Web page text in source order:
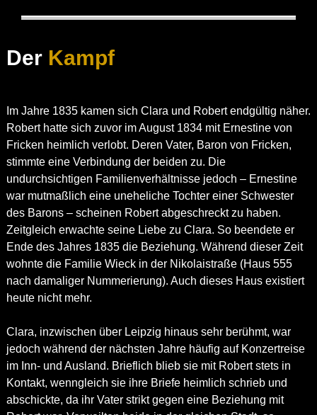
Der Kampf
Im Jahre 1835 kamen sich Clara und Robert endgültig näher.
Robert hatte sich zuvor im August 1834 mit Ernestine von
Fricken heimlich verlobt. Deren Vater, Baron von Fricken,
stimmte eine Verbindung der beiden zu. Die
undurchsichtigen Familienverhältnisse jedoch – Ernestine
war mutmaßlich eine uneheliche Tochter einer Schwester
des Barons – scheinen Robert abgeschreckt zu haben.
Zeitgleich erwachte seine Liebe zu Clara. So beendete er
Ende des Jahres 1835 die Beziehung. Während dieser Zeit
wohnte die Familie Wieck in der Nikolaistraße (Haus 555
nach damaliger Nummerierung). Auch dieses Haus existiert
heute nicht mehr.
Clara, inzwischen über Leipzig hinaus sehr berühmt, war
jedoch während der nächsten Jahre häufig auf Konzertreise
im Inn- und Ausland. Brieflich blieb sie mit Robert stets in
Kontakt, wenngleich sie ihre Briefe heimlich schrieb und
abschickte, da ihr Vater strikt gegen eine Beziehung mit